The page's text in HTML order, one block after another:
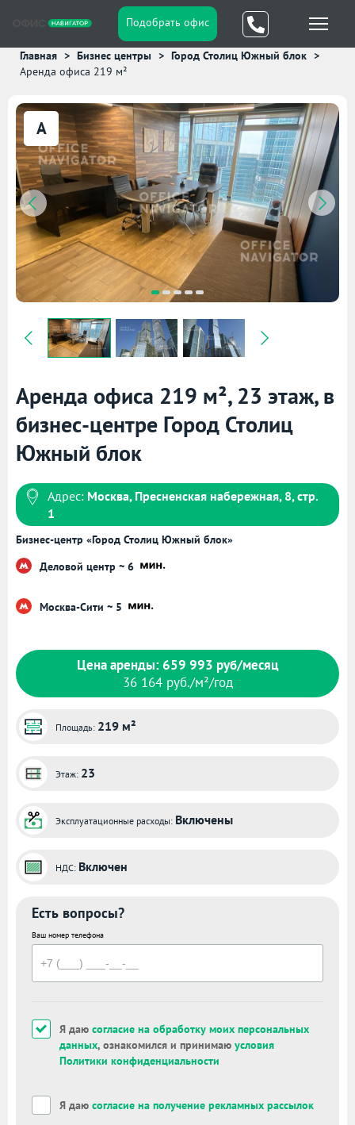
Подобрать офис
Главная Бизнес центры
Город Столиц Южный блок
Аренда офиса 219 м²
A
Аренда офиса 219 м², 23 этаж, в
бизнес-центре Город Столиц
Южный блок
Адрес: Москва, Пресненская набережная, 8, стр.
1
Бизнес-центр «Город Столиц Южный блок»
Деловой центр ~ 6
Москва-Сити ~ 5
Цена аренды: 659 993 руб/месяц
36 164 руб./м²/год
Площадь: 219 м²
Этаж: 23
Эксплуатационные расходы: Включены
НДС: Включен
Есть вопросы?
Ваш номер телефона
Я даю согласие на обработку моих персональных
данных, ознакомился и принимаю условия
Политики конфиденциальности
Я даю согласие на получение рекламных рассылок